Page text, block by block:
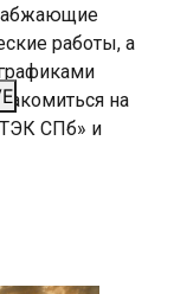
работы, а
на
СПб» и